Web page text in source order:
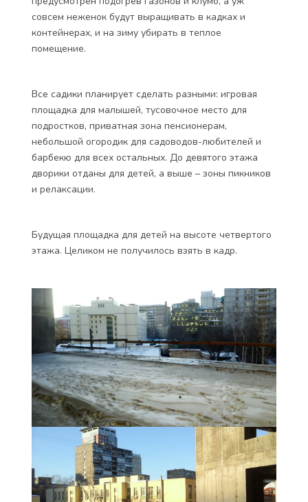
совсем неженок будут выращивать в кадках и
контейнерах, и на зиму убирать в теплое
помещение.
Все садики планирует сделать разными: игровая
площадка для малышей, тусовочное место для
подростков, приватная зона пенсионерам,
небольшой огородик для садоводов-любителей и
барбекю для всех остальных. До девятого этажа
дворики отданы для детей, а выше – зоны пикников
и релаксации.
Будущая площадка для детей на высоте четвертого
этажа. Целиком не получилось взять в кадр.